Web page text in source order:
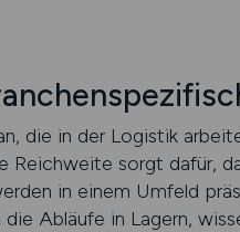
die in der Logistik
Reichweite sorgt dafür,
in einem Umfeld
Abläufe in Lagern,